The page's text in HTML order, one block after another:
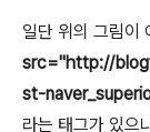
일단 위의 그림이
src="http://
st-
라는 태그가 있으